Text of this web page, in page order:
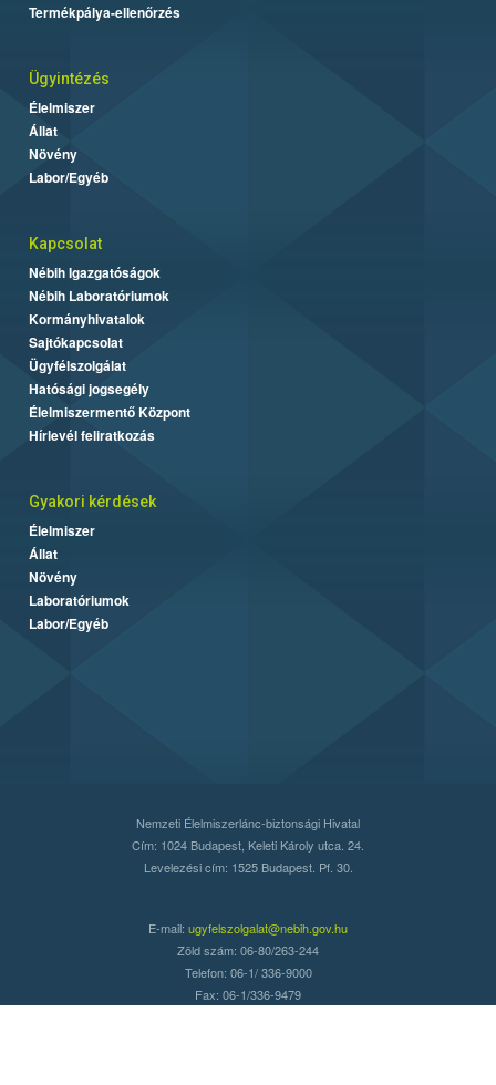
Termékpálya-ellenőrzés
Ügyintézés
Élelmiszer
Állat
Növény
Labor/Egyéb
Kapcsolat
Nébih Igazgatóságok
Nébih Laboratóriumok
Kormányhivatalok
Sajtókapcsolat
Ügyfélszolgálat
Hatósági jogsegély
Élelmiszermentő Központ
Hírlevél feliratkozás
Gyakori kérdések
Élelmiszer
Állat
Növény
Laboratóriumok
Labor/Egyéb
Nemzeti Élelmiszerlánc-biztonsági Hivatal
Cím: 1024 Budapest, Keleti Károly utca. 24.
Levelezési cím: 1525 Budapest. Pf. 30.
E-mail: ugyfelszolgalat@nebih.gov.hu
Zöld szám: 06-80/263-244
Telefon: 06-1/ 336-9000
Fax: 06-1/336-9479